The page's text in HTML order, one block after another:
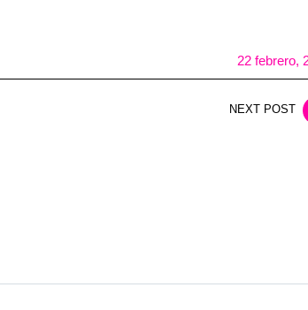
22 febrero,
NEXT POST